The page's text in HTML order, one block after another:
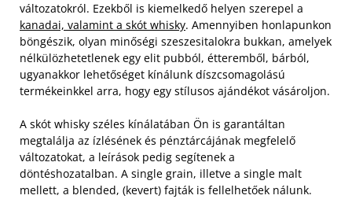
változatokról. Ezekből is kiemelkedő helyen szerepel a
kanadai, valamint a skót whisky. Amennyiben honlapunkon
böngészik, olyan minőségi szeszesitalokra bukkan, amelyek
nélkülözhetetlenek egy elit pubból, étteremből, bárból,
ugyanakkor lehetőséget kínálunk díszcsomagolású
termékeinkkel arra, hogy egy stílusos ajándékot vásároljon.
A skót whisky széles kínálatában Ön is garantáltan
megtalálja az ízlésének és pénztárcájának megfelelő
változatokat, a leírások pedig segítenek a
döntéshozatalban. A single grain, illetve a single malt
mellett, a blended, (kevert) fajták is fellelhetőek nálunk.